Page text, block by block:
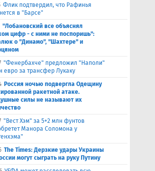
Флик подтвердил, что Рафинья
в "Барсе"
"Лобановский все объяснял
цифр - с ними не поспоришь":
о "Динамо", "Шахтере" и
"Фенербахче" предложил "Наполи"
евро за трансфер Лукаку
Россия ночью подвергла Одещину
ракетной атаке.
силы не называют их
"Вест Хэм" за 5+2 млн фунтов
Манора Соломона у
The Times: Дерзкие удары Украины
могут сыграть на руку Путину